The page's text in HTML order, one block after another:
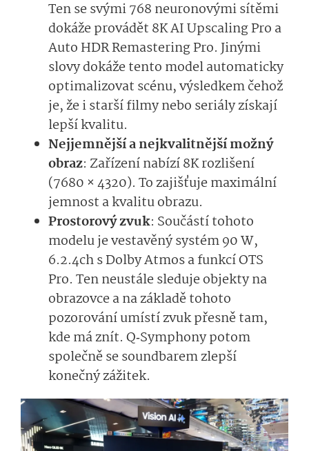
Ten se svými 768 neuronovými sítěmi
dokáže provádět 8K AI Upscaling Pro a
Auto HDR Remastering Pro. Jinými
slovy dokáže tento model automaticky
optimalizovat scénu, výsledkem čehož
je, že i starší filmy nebo seriály získají
lepší kvalitu.
Nejjemnější a nejkvalitnější možný
obraz: Zařízení nabízí 8K rozlišení
(7680 × 4320). To zajišťuje maximální
jemnost a kvalitu obrazu.
Prostorový zvuk: Součástí tohoto
modelu je vestavěný systém 90 W,
6.2.4ch s Dolby Atmos a funkcí OTS
Pro. Ten neustále sleduje objekty na
obrazovce a na základě tohoto
pozorování umístí zvuk přesně tam,
kde má znít. Q‑Symphony potom
společně se soundbarem zlepší
konečný zážitek.